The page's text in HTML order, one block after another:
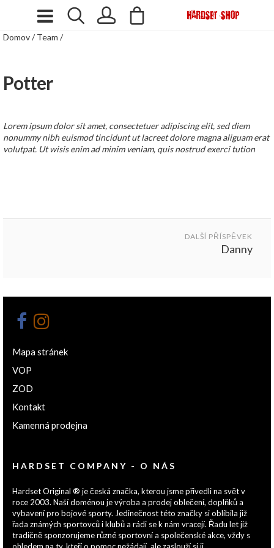
Domov/ Team /
Potter
Lorem ipsum dolor sit amet, consectetuer adipiscing elit, sed diem
nonummy nibh euismod tincidunt ut lacreet dolore magna aliguam erat
volutpat. Ut wisis enim ad minim veniam, quis nostrud exerci tution
DALŠÍ PŘÍSPĚVEK
Danny
Mapa stránek
VOP
ZOD
Kontakt
Kamenná prodejna
HARDSET COMPANY - O NÁS
Hardset Original ® je česká značka, kterou jsme přivedli na svět v
roce 2003. Naší doménou je výroba a prodej oblečení, doplňků a
vybavení pro bojové sporty. Jedinečnost této značky si oblíbila již
řada známých sportovců i klubů a rádi se k nám vracejí. Řadu let již
tradičně sponzorujeme různé sportovní a společenské akce, vždy s
ohledem na ty, kteří o pomoc nežádají, ale zaslouží si ji.